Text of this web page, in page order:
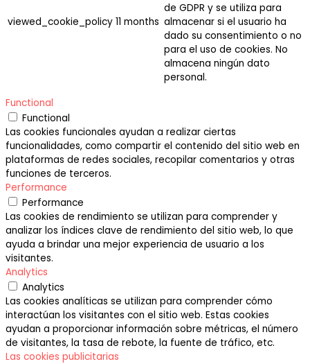
viewed_cookie_policy 11 months
de GDPR y se utiliza para
almacenar si el usuario ha
dado su consentimiento o no
para el uso de cookies. No
almacena ningún dato
personal.
Functional
Functional
Las cookies funcionales ayudan a realizar ciertas
funcionalidades, como compartir el contenido del sitio web en
plataformas de redes sociales, recopilar comentarios y otras
funciones de terceros.
Performance
Performance
Las cookies de rendimiento se utilizan para comprender y
analizar los índices clave de rendimiento del sitio web, lo que
ayuda a brindar una mejor experiencia de usuario a los
visitantes.
Analytics
Analytics
Las cookies analíticas se utilizan para comprender cómo
interactúan los visitantes con el sitio web. Estas cookies
ayudan a proporcionar información sobre métricas, el número
de visitantes, la tasa de rebote, la fuente de tráfico, etc.
Las cookies publicitarias